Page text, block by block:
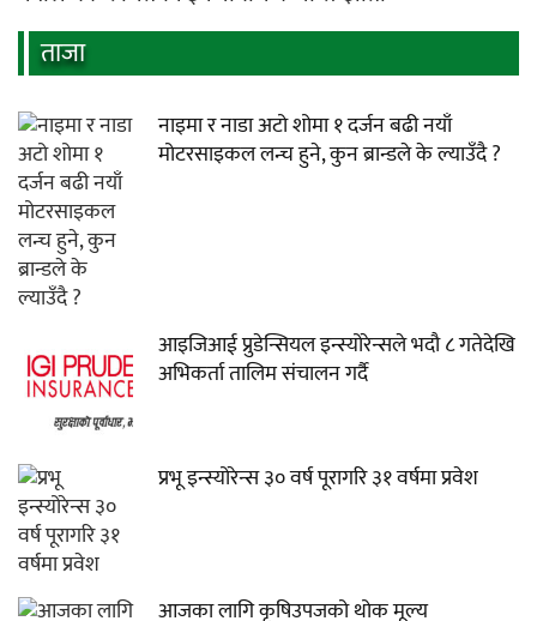
ताजा
नाइमा र नाडा अटो शोमा १ दर्जन बढी नयाँ
मोटरसाइकल लन्च हुने, कुन ब्रान्डले के ल्याउँदै ?
आइजिआई प्रुडेन्सियल इन्स्योरेन्सले भदौ ८ गतेदेखि
अभिकर्ता तालिम संचालन गर्दै
प्रभू इन्स्योरेन्स ३० वर्ष पूरागरि ३१ वर्षमा प्रवेश
आजका लागि कृषिउपजको थोक मूल्य